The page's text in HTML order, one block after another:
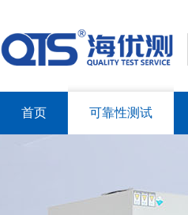
首页 可靠性测试